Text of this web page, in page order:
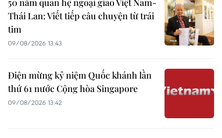
50 năm quan hệ ngoại giao Việt Nam-
Thái Lan: Viết tiếp câu chuyện từ trái
tim
09/08/2026 13:43
Điện mừng kỷ niệm Quốc khánh lần
thứ 61 nước Cộng hòa Singapore
09/08/2026 13:42